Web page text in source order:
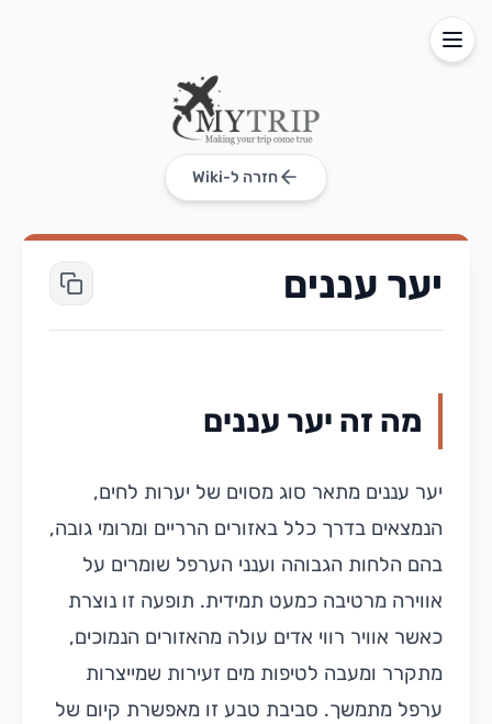
חזרה ל-Wiki
יער עננים
מה זה יער עננים
יער עננים מתאר סוג מסוים של יערות לחים,
הנמצאים בדרך כלל באזורים הרריים ומרומי גובה,
בהם הלחות הגבוהה וענני הערפל שומרים על
אווירה מרטיבה כמעט תמידית. תופעה זו נוצרת
כאשר אוויר רווי אדים עולה מהאזורים הנמוכים,
מתקרר ומעבה לטיפות מים זעירות שמייצרות
ערפל מתמשך. סביבת טבע זו מאפשרת קיום של